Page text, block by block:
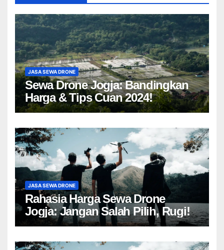
JASA SEWA DRONE
Sewa Drone Jogja: Bandingkan
Harga & Tips Cuan 2024!
JASA SEWA DRONE
Rahasia Harga Sewa Drone
Jogja: Jangan Salah Pilih, Rugi!